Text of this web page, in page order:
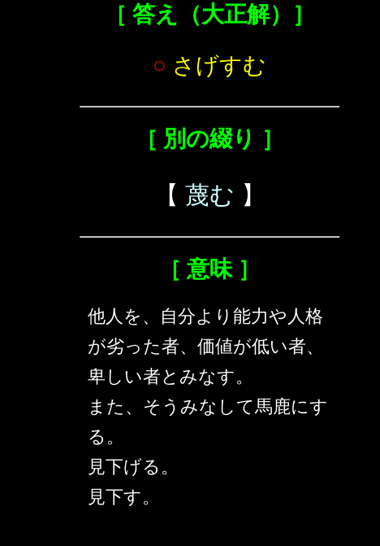
［ 答え（大正解）］
○ さげすむ
［ 別の綴り ］
【 蔑む 】
［ 意味 ］
他人を、自分より能力や人格
が劣った者、価値が低い者、
卑しい者とみなす。
また、そうみなして馬鹿にす
る。
見下げる。
見下す。